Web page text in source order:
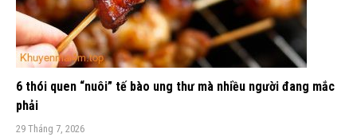
6 thói quen “nuôi” tế bào ung thư mà nhiều người đang mắc
phải
29 Tháng 7, 2026